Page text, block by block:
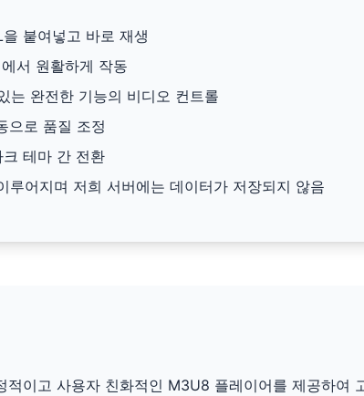
붙여넣고 바로 재생
서 원활하게 작동
는 완전한 기능의 비디오 컨트롤
으로 품질 조정
테마 간 전환
루어지며 저희 서버에는 데이터가 저장되지 않음
이고 사용자 친화적인 M3U8 플레이어를 제공하여